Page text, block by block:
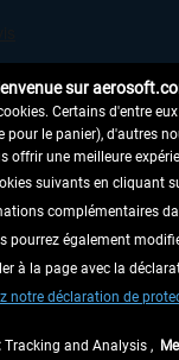
ICI
LES
sur
Certains d'entre
pour le panier), d'autres
offrir une meilleure
suivants en cliquant
complémentaires
pourrez également
à la page avec la
notre déclaration de
Tracking and Analysis ,